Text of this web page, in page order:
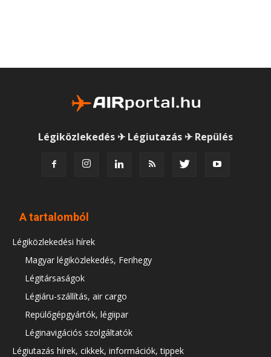
Légiközlekedés ✈ Légiutazás ✈ Repülés
A tartalomból
Légiközlekedési hírek
Magyar légiközlekedés, Ferihegy
Légitársaságok
Légiáru-szállítás, air cargo
Repülőgépgyártók, légiipar
Léginavigációs szolgáltatók
Légiutazás hírek, cikkek, információk, tippek